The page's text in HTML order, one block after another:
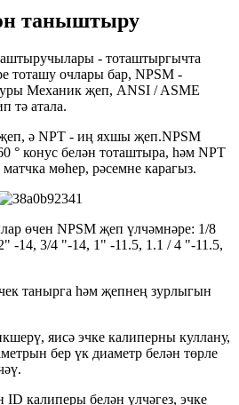
таныштыру
- тоташтыргычта
тоташу очлары бар, NPSM -
Механик җеп, ANSI / ASME
тә атала.
ә NPT - иң яхшы җеп.NPSM
° конус белән тоташтыра, һәм NPT
мөһер, рәсемне карагыз.
өчен NPSM җеп үлчәмнәре: 1/8
-14, 3/4 "-14, 1" -11.5, 1.1 / 4 "-11.5,
танырга һәм җепнең зурлыгын
яисә эчке калиперны куллану,
бер үк диаметр белән төрле
калиперы белән үлчәгез, эчке